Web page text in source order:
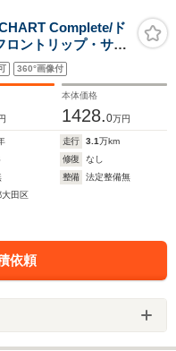
Complete/ド
ロントリップ・サイ
ュ-ザ-・フ-ドバッ
キキャリパ-・ロベ
360°画像付
本体価格
1428.0万円
走行 3.1万km
修復
なし
整備
法定整備無
大田区
依頼